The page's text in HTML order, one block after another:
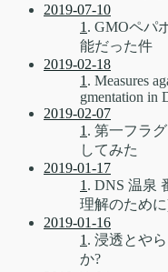
2019-07-10
1 . GMOペパ
能だった件
2019-02-18
1 . Measures
gmentation in
2019-02-07
1 . 第一フラ
してみた
2019-01-17
1 . DNS 温泉
理解のため
2019-01-16
1 . 浸透とや
か?